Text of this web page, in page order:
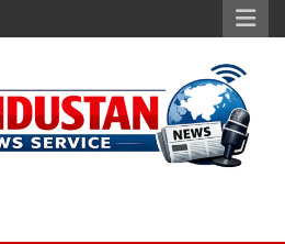
Service